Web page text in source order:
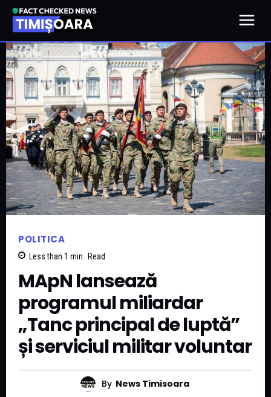
POLITICA
Less than 1 min. Read
MApN lansează
programul miliardar
„Tanc principal de luptă”
și serviciul militar voluntar
By News Timisoara